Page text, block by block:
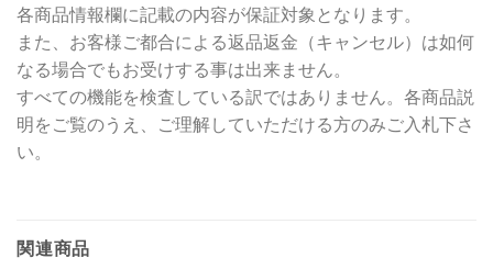
各商品情報欄に記載の内容が保証対象となります。
また、お客様ご都合による返品返金（キャンセル）は如何
なる場合でもお受けする事は出来ません。
すべての機能を検査している訳ではありません。各商品説
明をご覧のうえ、ご理解していただける方のみご入札下さ
い。
関連商品